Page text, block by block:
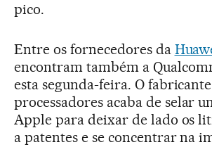
pico.
Entre os fornecedores da
encontram também a
esta segunda-feira. O
processadores acaba de selar
Apple para deixar de lado os
a patentes e se concentrar na